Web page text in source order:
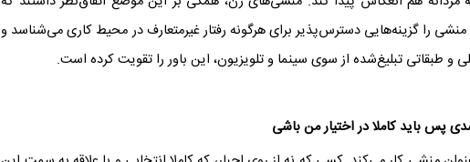
منشی را گزینه‌هایی دسترس‌پذیر برای هر‌گونه رفتار غیرمتعارف در محیط کاری می‌شناسد و
طبقاتی تبلیغ‌شده از سوی سینما و تلویزیون، این باور را تقویت کرده است.
پس باید کاملا در اختیار من باشی